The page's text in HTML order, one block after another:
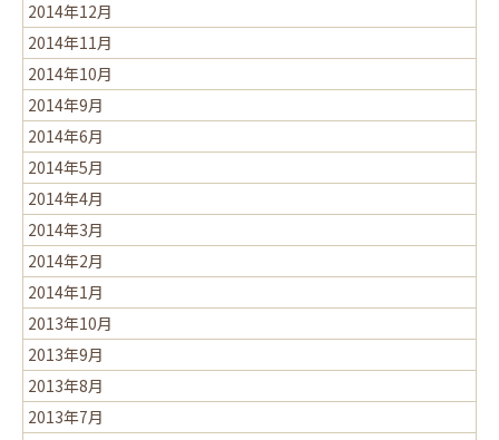
2014年12月
2014年11月
2014年10月
2014年9月
2014年6月
2014年5月
2014年4月
2014年3月
2014年2月
2014年1月
2013年10月
2013年9月
2013年8月
2013年7月